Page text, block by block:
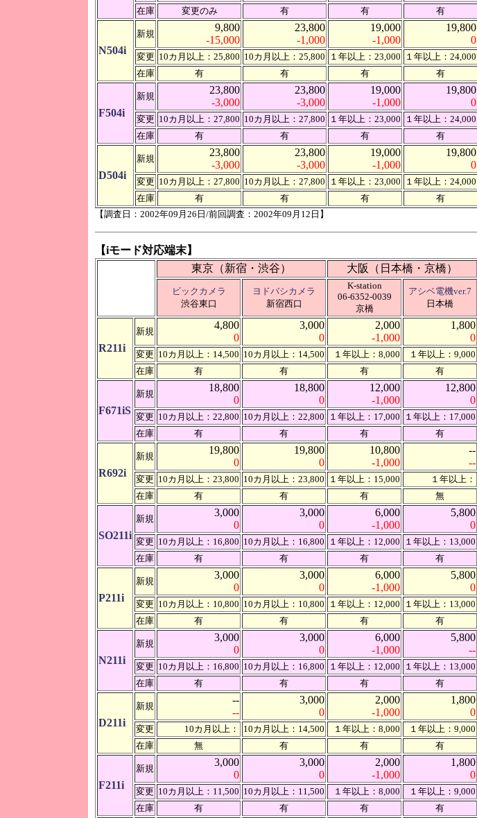
在庫
変更のみ 有 有 有
N504i
新規
9,800
-15,000
23,800
-1,000
19,000
-1,000
19,800
0
変更 10カ月以上：25,800 10カ月以上：25,800 １年以上：23,000
１年以上：24,000
在庫
有 有 有 有
F504i
新規
23,800
-3,000
23,800
-3,000
19,000
-1,000
19,800
0
変更 10カ月以上：27,800 10カ月以上：27,800 １年以上：23,000
１年以上：24,000
在庫
有 有 有 有
D504i
新規
23,800
-3,000
23,800
-3,000
19,000
-1,000
19,800
0
変更 10カ月以上：27,800 10カ月以上：27,800 １年以上：23,000
１年以上：24,000
在庫
有 有 有
有
【調査日：2002年09月26日/前回調査：2002年09月12日】
【iモード対応端末】
東京（新宿・渋谷）
大阪（日本橋・京橋）
ビックカメラ
渋谷東口
ヨドバシカメラ
新宿西口
K-station
06-6352-0039
京橋
アシベ電機ver.7
日本橋
R211i
新規
4,800
0
3,000
0
2,000
-1,000
1,800
0
変更 10カ月以上：14,500 10カ月以上：14,500 １年以上：8,000
１年以上：9,000
在庫
有 有 有 有
F671iS
新規
18,800
0
18,800
0
12,000
-1,000
12,800
0
変更 10カ月以上：22,800 10カ月以上：22,800 １年以上：17,000
１年以上：17,000
在庫
有 有 有 有
R692i
新規
19,800
0
19,800
0
10,800
-1,000
--
--
変更 10カ月以上：23,800 10カ月以上：23,800 １年以上：15,000
１年以上：
在庫
有 有 有 無
SO211i
新規
3,000
0
3,000
0
6,000
-1,000
5,800
0
変更 10カ月以上：16,800 10カ月以上：16,800 １年以上：12,000
１年以上：13,000
在庫
有 有 有 有
P211i
新規
3,000
0
3,000
0
6,000
-1,000
5,800
0
変更 10カ月以上：10,800 10カ月以上：10,800 １年以上：12,000
１年以上：13,000
在庫
有 有 有 有
N211i
新規
3,000
0
3,000
0
6,000
-1,000
5,800
--
変更 10カ月以上：16,800 10カ月以上：16,800 １年以上：12,000
１年以上：13,000
在庫
有 有 有 有
D211i
新規
--
--
3,000
0
2,000
-1,000
1,800
0
変更 10カ月以上： 10カ月以上：14,500 １年以上：8,000
１年以上：9,000
在庫
無 有 有 有
F211i
新規
3,000
0
3,000
0
2,000
-1,000
1,800
0
変更 10カ月以上：11,500 10カ月以上：11,500 １年以上：8,000
１年以上：9,000
在庫
有 有 有 有